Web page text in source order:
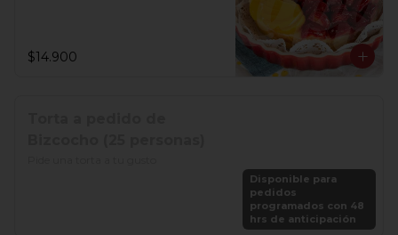
$14.900
Disponible para
pedidos
programados con 48
hrs de anticipación